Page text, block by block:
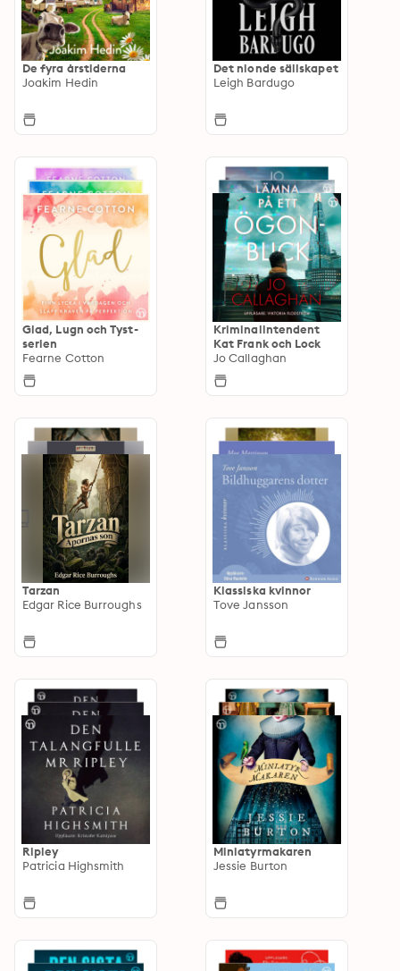
De fyra årstiderna
Joakim Hedin
Det nionde sällskapet
Leigh Bardugo
Glad, Lugn och Tyst-
serien
Fearne Cotton
Kriminalintendent
Kat Frank och Lock
Jo Callaghan
Tarzan
Edgar Rice Burroughs
Klassiska kvinnor
Tove Jansson
Ripley
Patricia Highsmith
Miniatyrmakaren
Jessie Burton